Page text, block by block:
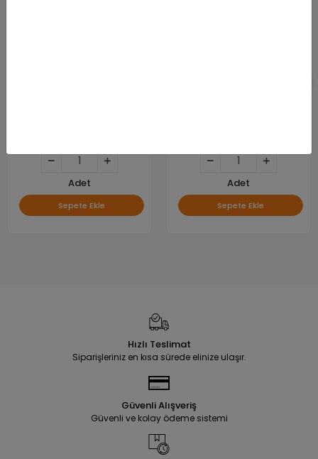
Adet
Sepete Ekle
Adet
Sepete Ekle
Hızlı Teslimat
Siparişleriniz en kısa sürede elinize ulaşır.
Güvenli Alışveriş
Güvenli ve kolay ödeme sistemi